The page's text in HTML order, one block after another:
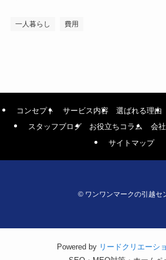
一人暮らし 費用
コンセプト サービス内容 選ばれる理由
スタッフブログ
お役立ちコラム 会
サイトマップ
©ワンワンマークの引越セ
Powered by リードクリエーシ